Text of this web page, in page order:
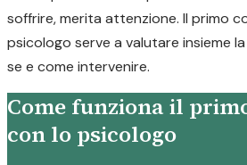
soffrire, merita attenzione. Il primo
psicologo serve a valutare insieme
se e come intervenire.
Come funziona il
con lo psicologo